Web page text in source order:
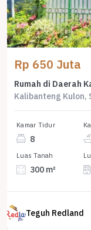
Rp 650 Juta
Rumah di Daerah
Kalibanteng Kulon,
Kamar Tidur
8
Luas Tanah
300 m²
Teguh Redland